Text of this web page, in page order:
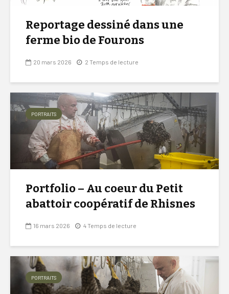
Reportage dessiné dans une
ferme bio de Fourons
20 mars 2026 2 Temps de lecture
PORTRAITS
Portfolio – Au coeur du Petit
abattoir coopératif de Rhisnes
16 mars 2026 4 Temps de lecture
PORTRAITS